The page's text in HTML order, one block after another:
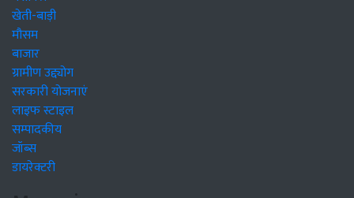
खेती-बाड़ी
मौसम
बाजार
ग्रामीण उद्द्योग
सरकारी योजनाएं
लाइफ स्टाइल
सम्पादकीय
जॉब्स
डायरेक्टरी